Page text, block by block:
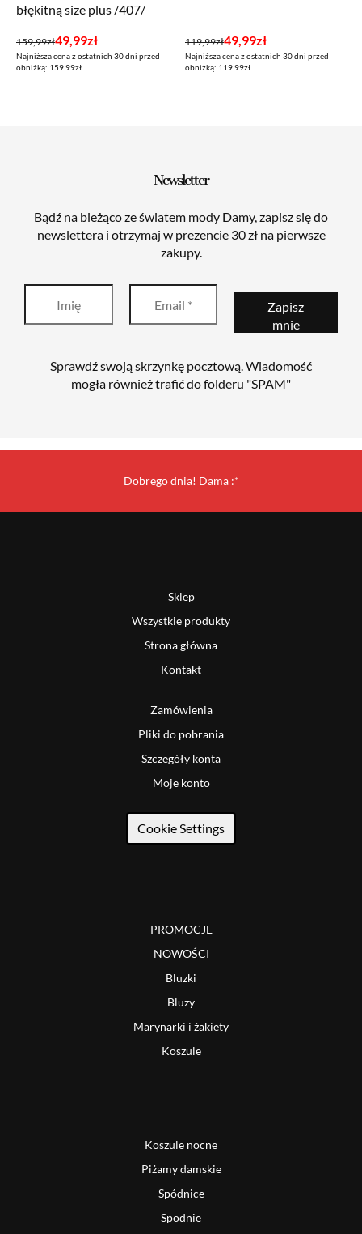
błękitną size plus /407/
159,99zł
Pierwotna
cena
49,99zł
Aktualna
cena
Najniższa cena z ostatnich 30 dni przed
obniżką: 159.99zł
119,99zł
Pierwotna
cena
49,99zł
Aktualna
cena
Najniższa cena z ostatnich 30 dni przed
obniżką: 119.99zł
Newsletter
Bądź na bieżąco ze światem mody Damy, zapisz się do
newslettera i otrzymaj w prezencie 30 zł na pierwsze
zakupy.
Sprawdź swoją skrzynkę pocztową. Wiadomość
mogła również trafić do folderu "SPAM"
Dobrego dnia! Dama :*
Sklep
Wszystkie produkty
Strona główna
Kontakt
Zamówienia
Pliki do pobrania
Szczegóły konta
Moje konto
Cookie Settings
PROMOCJE
NOWOŚCI
Bluzki
Bluzy
Marynarki i żakiety
Koszule
Koszule nocne
Piżamy damskie
Spódnice
Spodnie